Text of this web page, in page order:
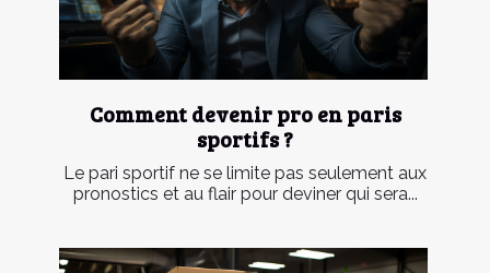
Comment devenir pro en paris
sportifs ?
Le pari sportif ne se limite pas seulement aux
pronostics et au flair pour deviner qui sera...